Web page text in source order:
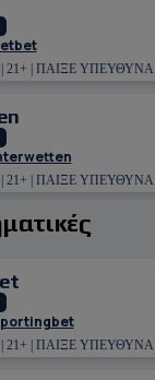
21+ | ΠΑΙΞΕ ΥΠΕΥΘΥΝΑ
21+ | ΠΑΙΞΕ ΥΠΕΥΘΥΝΑ
21+ | ΠΑΙΞΕ ΥΠΕΥΘΥΝΑ